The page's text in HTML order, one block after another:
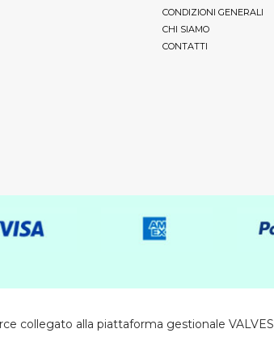
CONDIZIONI GENERALI
CHI SIAMO
CONTATTI
collegato alla piattaforma gestionale VALVES